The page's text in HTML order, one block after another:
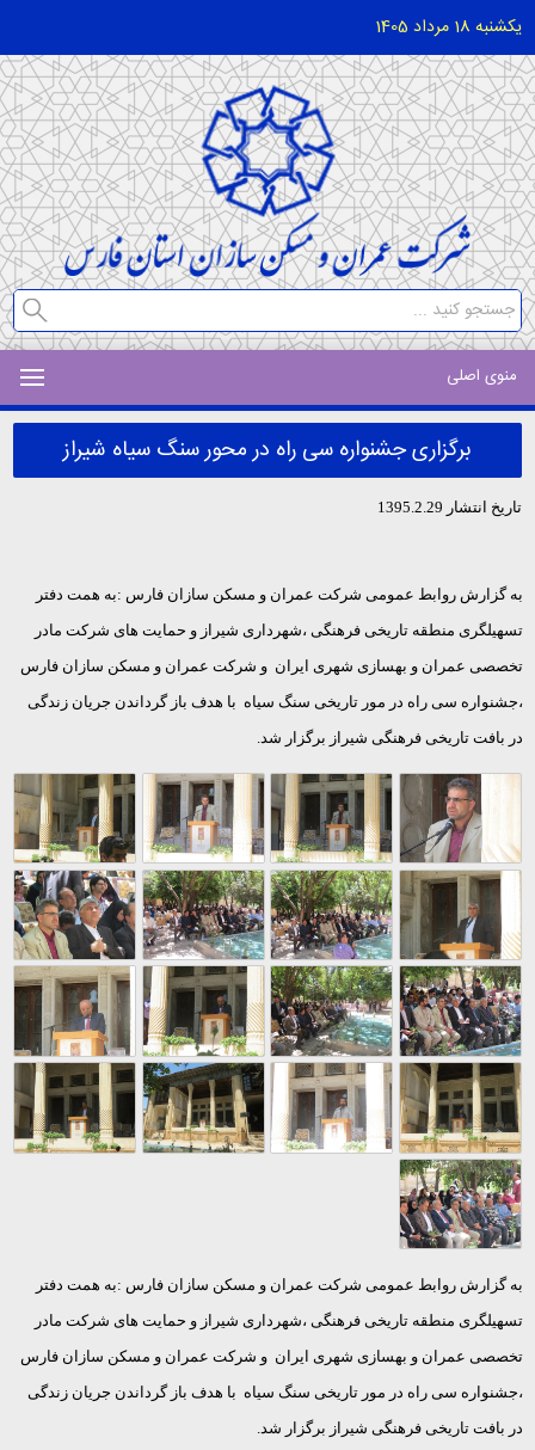
یکشنبه 18 مرداد 1405
منوی اصلی
برگزاری جشنواره سی راه در محور سنگ سیاه شیراز
تاریخ انتشار 1395.2.29
به گزارش روابط عمومی شرکت عمران و مسکن سازان فارس :به همت دفتر
تسهیلگری منطقه تاریخی فرهنگی ،شهرداری شیراز و حمایت های شرکت مادر
تخصصی عمران و بهسازی شهری ایران و شرکت عمران و مسکن سازان فارس
،جشنواره سی راه در مور تاریخی سنگ سیاه با هدف باز گرداندن جریان زندگی
در بافت تاریخی فرهنگی شیراز برگزار شد.
به گزارش روابط عمومی شرکت عمران و مسکن سازان فارس :به همت دفتر
تسهیلگری منطقه تاریخی فرهنگی ،شهرداری شیراز و حمایت های شرکت مادر
تخصصی عمران و بهسازی شهری ایران و شرکت عمران و مسکن سازان فارس
،جشنواره سی راه در مور تاریخی سنگ سیاه با هدف باز گرداندن جریان زندگی
در بافت تاریخی فرهنگی شیراز برگزار شد.